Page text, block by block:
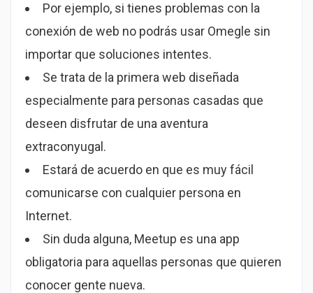
Por ejemplo, si tienes problemas con la
conexión de web no podrás usar Omegle sin
importar que soluciones intentes.
Se trata de la primera web diseñada
especialmente para personas casadas que
deseen disfrutar de una aventura
extraconyugal.
Estará de acuerdo en que es muy fácil
comunicarse con cualquier persona en
Internet.
Sin duda alguna, Meetup es una app
obligatoria para aquellas personas que quieren
conocer gente nueva.